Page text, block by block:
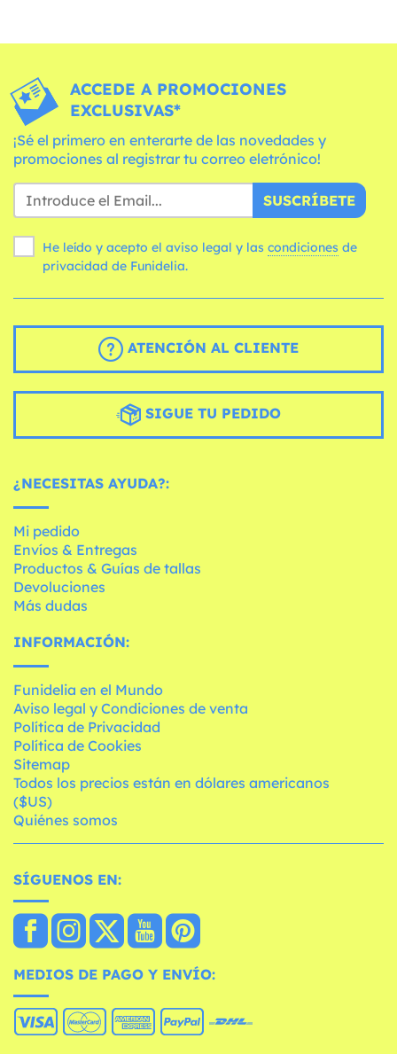
ACCEDE A PROMOCIONES
EXCLUSIVAS*
¡Sé el primero en enterarte de las novedades y
promociones al registrar tu correo eletrónico!
SUSCRÍBETE
He leído y acepto el aviso legal y las condiciones
privacidad de Funidelia.
ATENCIÓN AL CLIENTE
SIGUE TU PEDIDO
¿NECESITAS AYUDA?:
Mi pedido
Envíos & Entregas
Productos & Guías de tallas
Devoluciones
Más dudas
INFORMACIÓN:
Funidelia en el Mundo
Aviso legal y Condiciones de venta
Política de Privacidad
Política de Cookies
Sitemap
Todos los precios están en dólares americanos
($US)
Quiénes somos
SÍGUENOS EN:
MEDIOS DE PAGO Y ENVÍO: